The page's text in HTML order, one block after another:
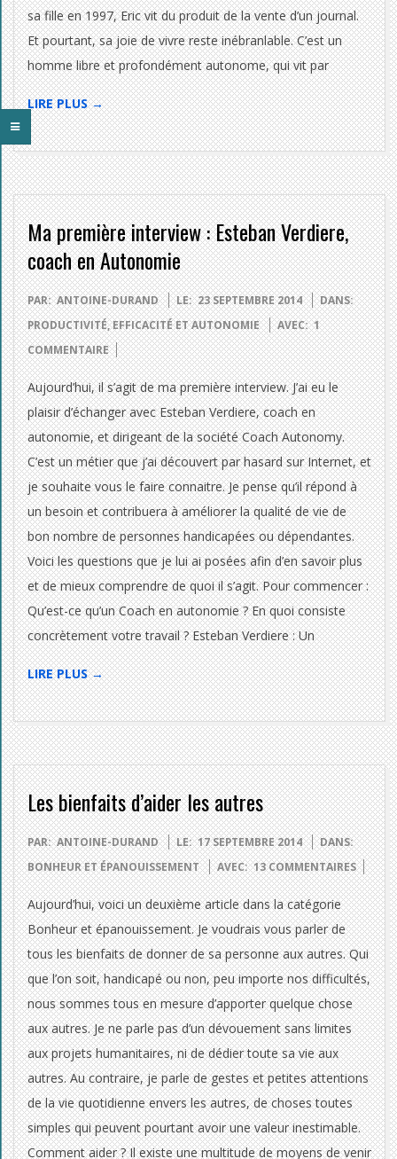
sa fille en 1997, Eric vit du produit de la vente d’un journal.
Et pourtant, sa joie de vivre reste inébranlable. C’est un
homme libre et profondément autonome, qui vit par
LIRE PLUS →
Ma première interview : Esteban Verdiere,
coach en Autonomie
2014-
09-
23
PAR: ANTOINE-DURAND LE: 23 SEPTEMBRE 2014
DANS:
PRODUCTIVITÉ, EFFICACITÉ ET AUTONOMIE
AVEC: 1
COMMENTAIRE
Aujourd’hui, il s’agit de ma première interview. J’ai eu le
plaisir d’échanger avec Esteban Verdiere, coach en
autonomie, et dirigeant de la société Coach Autonomy.
C’est un métier que j’ai découvert par hasard sur Internet, et
je souhaite vous le faire connaitre. Je pense qu’il répond à
un besoin et contribuera à améliorer la qualité de vie de
bon nombre de personnes handicapées ou dépendantes.
Voici les questions que je lui ai posées afin d’en savoir plus
et de mieux comprendre de quoi il s’agit. Pour commencer :
Qu’est-ce qu’un Coach en autonomie ? En quoi consiste
concrètement votre travail ? Esteban Verdiere : Un
LIRE PLUS →
Les bienfaits d’aider les autres
2014-
09-
17
PAR: ANTOINE-DURAND LE: 17 SEPTEMBRE 2014
DANS:
BONHEUR ET ÉPANOUISSEMENT
AVEC: 13 COMMENTAIRES
Aujourd’hui, voici un deuxième article dans la catégorie
Bonheur et épanouissement. Je voudrais vous parler de
tous les bienfaits de donner de sa personne aux autres. Qui
que l’on soit, handicapé ou non, peu importe nos difficultés,
nous sommes tous en mesure d’apporter quelque chose
aux autres. Je ne parle pas d’un dévouement sans limites
aux projets humanitaires, ni de dédier toute sa vie aux
autres. Au contraire, je parle de gestes et petites attentions
de la vie quotidienne envers les autres, de choses toutes
simples qui peuvent pourtant avoir une valeur inestimable.
Comment aider ? Il existe une multitude de moyens de venir